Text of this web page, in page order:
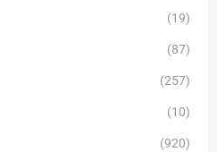
(19)
(87)
(257)
(10)
(920)